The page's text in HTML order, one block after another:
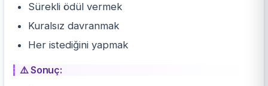
Sürekli ödül vermek
Kuralsız davranmak
Her istediğini yapmak
⚠️ Sonuç: